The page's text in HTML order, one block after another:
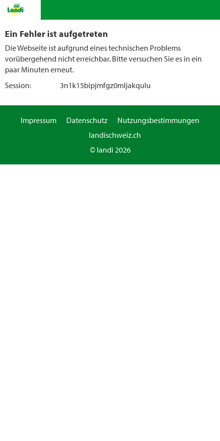
Ein Fehler ist aufgetreten
Die Webseite ist aufgrund eines technischen Problems
vorübergehend nicht erreichbar. Bitte versuchen Sie es in ein
paar Minuten erneut.
Session:
3n1k15bipjmfgz0mljakqulu
Impressum Datenschutz
Nutzungsbestimmungen
landischweiz.ch
© landi 2026